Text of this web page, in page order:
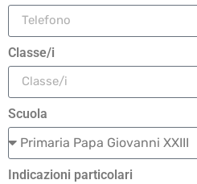
Classe/i
Scuola
Indicazioni particolari